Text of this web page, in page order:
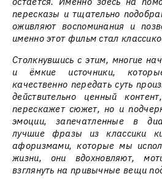
пересказы и тщательно
оживляют воспоминания и
именно этот фильм стал
Столкнувшись с этим, многие
и ёмкие источники,
качественно передать суть
действительно ценный
перескажет сюжет, но и
эмоции, запечатленные в
лучшие фразы из классики
афоризмами, которые мы
жизни, они вдохновляют,
взглянуть на привычные вещи